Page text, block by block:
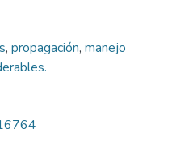
, propagación, manejo